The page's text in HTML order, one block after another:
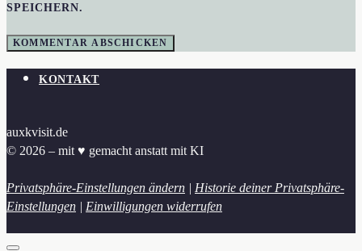
SPEICHERN.
KONTAKT
auxkvisit.de
© 2026 – mit ♥︎ gemacht anstatt mit KI
Privatsphäre-Einstellungen ändern | Historie deiner Privatsphäre-
Einstellungen | Einwilligungen widerrufen